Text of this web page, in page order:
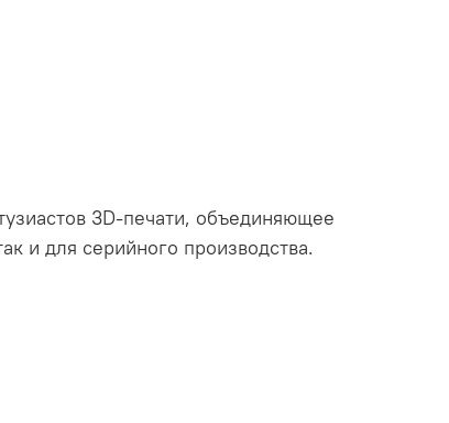
3D-печати, объединяющее
и для серийного производства.